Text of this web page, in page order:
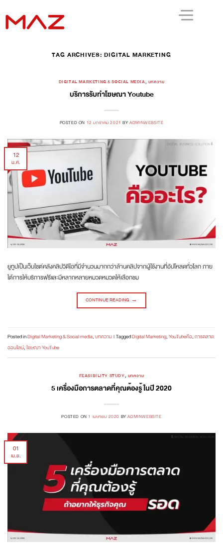
TAG ARCHIVES:DIGITAL MARKETING
DIGITAL MARKETING & SOCIAL MEDIA, บทความ
บริการรับทำโฆษณา Youtube
POSTED ON 12 มกราคม 2021 BYADMINWEBSITE
12
ม.ค.
ยูทูปเป็นเว็บไซต์คลังคลิปวิดีโอที่มีจำนวนมากกว่าล้านคลิปจากผู้ใช้งานที่อัปโหลดทั่วโลก ภาย
ใต้การให้บริการฟรีและมีหลากหลายหมวดหมวดให้เลือกชม
CONTINUE READING →
Posted inDigital Marketing & Social media,บทความ|TaggedDigital Marketing,YouTubeคือ,การตลาด
ออนไลน์,โฆษณา YouTube
FEASIBILITY STUDY, บทความ
5 เครื่องมือการตลาดที่คุณต้องรู้ ในปี 2020
POSTED ON1 เมษายน 2020 BYADMINWEBSITE
01
เม.ย.